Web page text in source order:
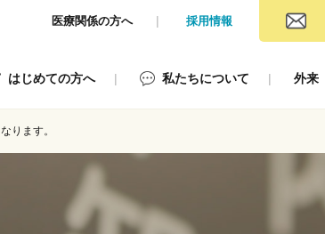
はじめての方へ 私たちについて 外来
医療関係の方へ 採用情報
ります。